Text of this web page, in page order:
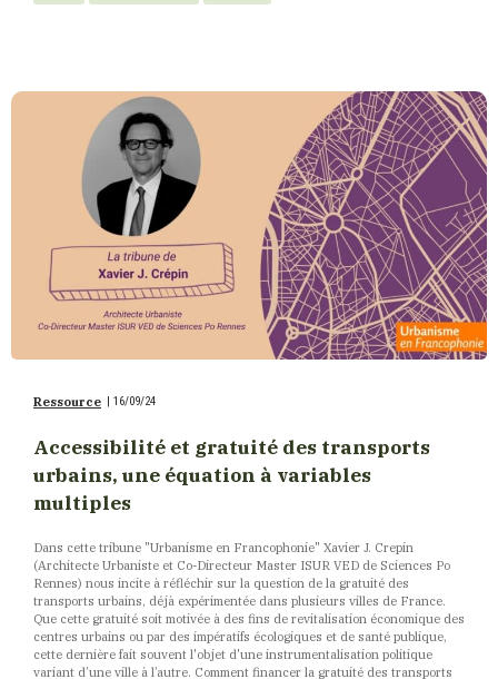
Ressource | 16/09/24
Accessibilité et gratuité des transports
urbains, une équation à variables
multiples
Dans cette tribune "Urbanisme en Francophonie" Xavier J. Crepin
(Architecte Urbaniste et Co-Directeur Master ISUR VED de Sciences Po
Rennes) nous incite à réfléchir sur la question de la gratuité des
transports urbains, déjà expérimentée dans plusieurs villes de France.
Que cette gratuité soit motivée à des fins de revitalisation économique des
centres urbains ou par des impératifs écologiques et de santé publique,
cette dernière fait souvent l'objet d'une instrumentalisation politique
variant d’une ville à l’autre. Comment financer la gratuité des transports